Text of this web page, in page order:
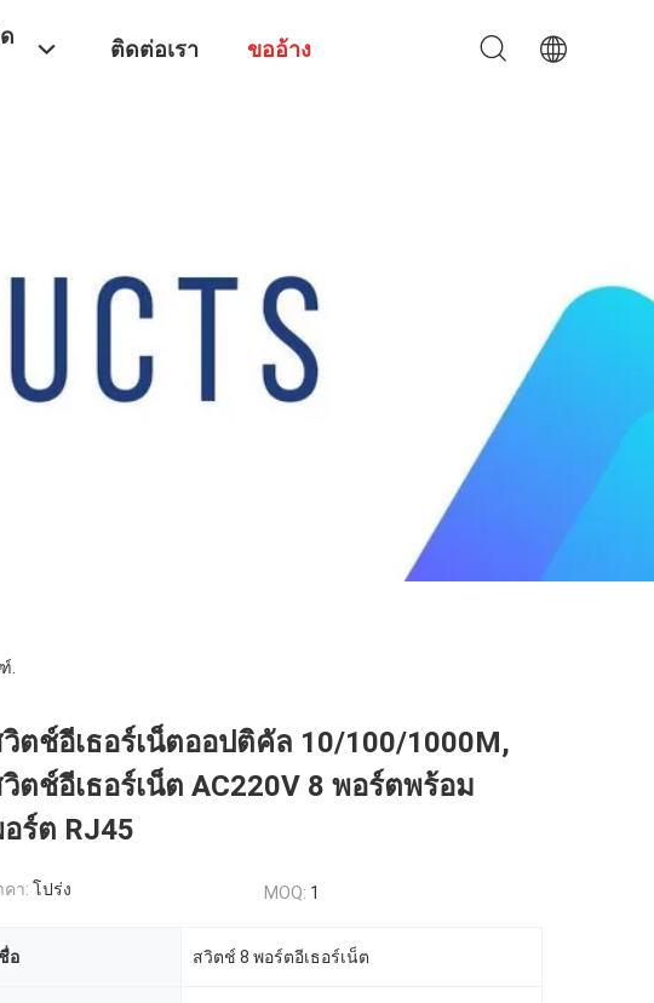
ติดต่อเรา ขออ้าง
.
ตช์อีเธอร์เน็ตออปติคัล 10/100/1000M,
ตช์อีเธอร์เน็ต AC220V 8 พอร์ตพร้อม
ร์ต RJ45
คา: โปร่ง MOQ: 1
ชื่อ สวิตช์ 8 พอร์ตอีเธอร์เน็ต